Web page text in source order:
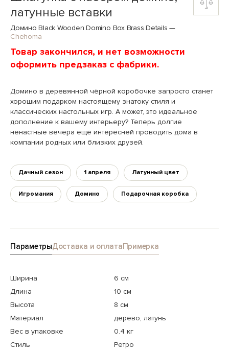
латунные вставки
Домино Black Wooden Domino Box Brass Details —
Chehoma
Товар закончился, и нет возможности
оформить предзаказ с фабрики.
Домино в деревянной чёрной коробочке запросто станет
хорошим подарком настоящему знатоку стиля и
классических настольных игр. А может, это идеальное
дополнение к вашему интерьеру? Теперь долгие
ненастные вечера ещё интересней проводить дома в
компании родных или близких друзей.
Дачный сезон 1 апреля Латунный цвет
Игромания Домино Подарочная коробка
ПараметрыДоставка и оплатаПримерка
Ширина
6 см
Длина
10 см
Высота
8 см
Материал
дерево, латунь
Вес в упаковке
0.4 кг
Стиль
Ретро